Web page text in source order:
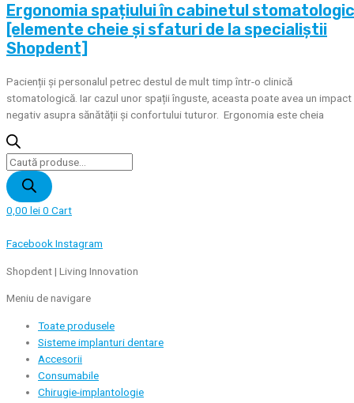
Ergonomia spațiului în cabinetul
[elemente cheie și sfaturi de la specialiștii
Shopdent]
Pacienții și personalul petrec destul de mult timp într-o clinică
stomatologică. Iar cazul unor spații înguste, aceasta poate avea un impact
negativ asupra sănătății și confortului tuturor. Ergonomia este cheia
Products
search
0,00 lei0 Cart
FacebookInstagram
Shopdent | Living Innovation
Meniu de navigare
Toate produsele
Sisteme implanturi dentare
Accesorii
Consumabile
Chirugie-implantologie